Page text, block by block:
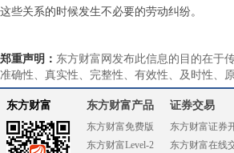
这些关系的时候发生不必要的劳动纠纷。
郑重声明： 东方财富网发布此信息的目的在于
准确性、真实性、完整性、有效性、及时性、
东方财富 东方财富产品
东方财富免费版
东方财富Level-2
证券交易
东方财富证券
东方财富在线